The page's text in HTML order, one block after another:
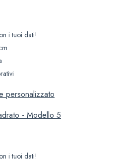
i tuoi dati!
- Modello 5
i tuoi dati!